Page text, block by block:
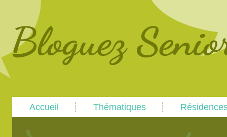
menu
primary
secondary
Accueil Thématiques